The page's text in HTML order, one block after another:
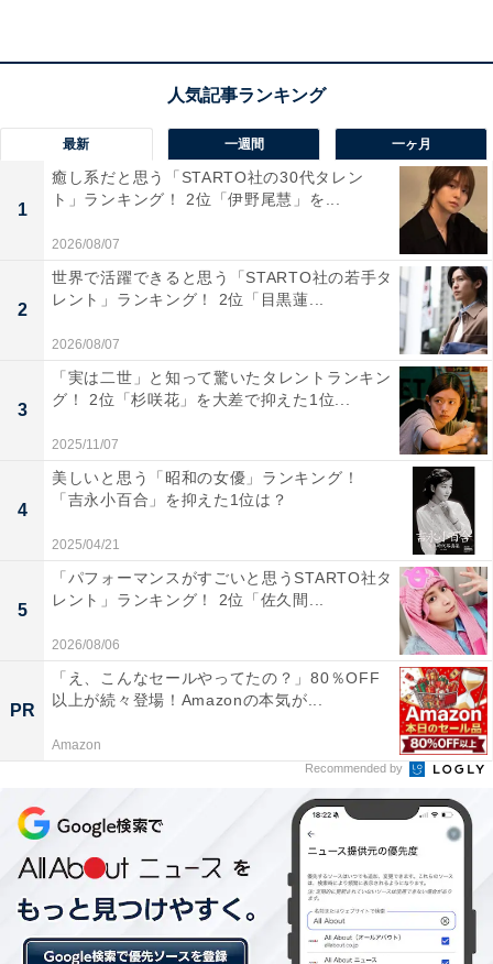
こちらもおすすめ
「高学歴ほど高収入」という現実を、新卒ビジ
ネスパーソンこそが肝に銘じるべき理由
1 2
最新 一週間 一ヶ月
1
癒し系だと思う「STARTO社の30代タレン
ト」ランキング！ 2位「伊野尾慧」を...
2026/08/07
2
世界で活躍できると思う「STARTO社の若手タ
レント」ランキング！ 2位「目黒蓮...
2026/08/07
3
「実は二世」と知って驚いたタレントランキン
グ！ 2位「杉咲花」を大差で抑えた1位...
2025/11/07
4
美しいと思う「昭和の女優」ランキング！
「吉永小百合」を抑えた1位は？
2025/04/21
5
「パフォーマンスがすごいと思うSTARTO社タ
レント」ランキング！ 2位「佐久間...
2026/08/06
PR
「え、こんなセールやってたの？」80％OFF
以上が続々登場！Amazonの本気が...
Amazon
Recommended by